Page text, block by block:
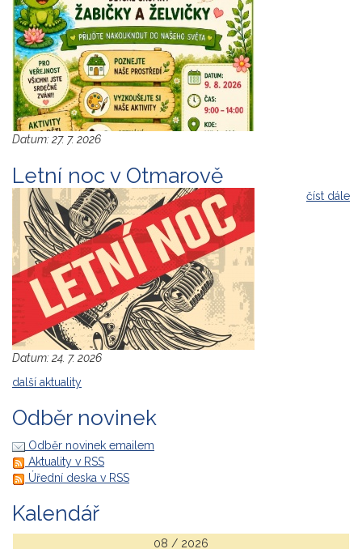
Datum:27. 7. 2026
Letní noc v Otmarově
číst dále
Datum:24. 7. 2026
další aktuality
Odběr novinek
Odběr novinek emailem
Aktuality v RSS
Úřední deska v RSS
Kalendář
08 / 2026